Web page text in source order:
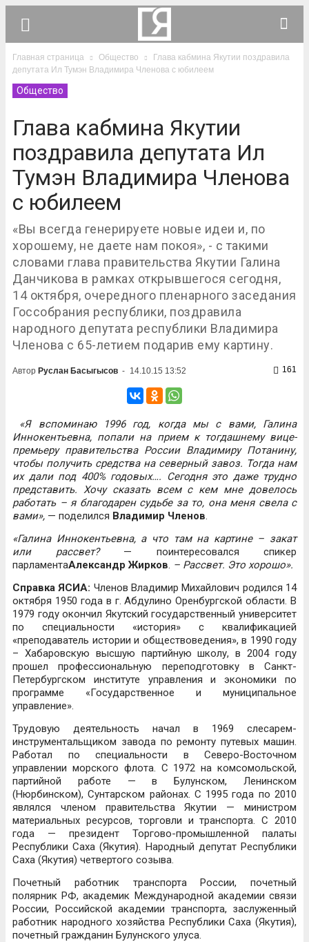
Главная страница Общество
Глава кабмина Якутии поздравила
депутата Ил Тумэн Владимира Членова с юбилеем
Общество
Глава кабмина Якутии
поздравила депутата Ил
Тумэн Владимира Членова
с юбилеем
«Вы всегда генерируете новые идеи и, по
хорошему, не даете нам покоя», - с такими
словами глава правительства Якутии Галина
Данчикова в рамках открывшегося сегодня,
14 октября, очередного пленарного заседания
Госсобрания республики, поздравила
народного депутата республики Владимира
Членова с 65-летием подарив ему картину.
Автор Руслан Басыгысов - 14.10.15 13:52 161
«Я вспоминаю 1996 год, когда мы с вами, Галина
Иннокентьевна, попали на прием к тогдашнему вице-
премьеру правительства России Владимиру Потанину,
чтобы получить средства на северный завоз. Тогда нам
их дали под 400% годовых…. Сегодня это даже трудно
представить. Хочу сказать всем с кем мне довелось
работать – я благодарен судьбе за то, она меня свела с
вами», — поделился Владимир Членов.
«Галина Иннокентьевна, а что там на картине – закат
или рассвет?— поинтересовался спикер
парламентаАлександр Жирков. – Рассвет. Это хорошо».
Справка ЯСИА: Членов Владимир Михайлович родился 14
октября 1950 года в г. Абдулино Оренбургской области. В
1979 году окончил Якутский государственный университет
по специальности «история» с квалификацией
«преподаватель истории и обществоведения», в 1990 году
– Хабаровскую высшую партийную школу, в 2004 году
прошел профессиональную переподготовку в Санкт-
Петербургском институте управления и экономики по
программе «Государственное и муниципальное
управление».
Трудовую деятельность начал в 1969 слесарем-
инструментальщиком завода по ремонту путевых машин.
Работал по специальности в Северо-Восточном
управлении морского флота. С 1972 на комсомольской,
партийной работе — в Булунском, Ленинском
(Нюрбинском), Сунтарском районах. С 1995 года по 2010
являлся членом правительства Якутии — министром
материальных ресурсов, торговли и транспорта. С 2010
года — президент Торгово-промышленной палаты
Республики Саха (Якутия). Народный депутат Республики
Саха (Якутия) четвертого созыва.
Почетный работник транспорта России, почетный
полярник РФ, академик Международной академии связи
России, Российской академии транспорта, заслуженный
работник народного хозяйства Республики Саха (Якутия),
почетный гражданин Булунского улуса.